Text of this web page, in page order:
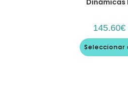
145.60€
Seleccionar